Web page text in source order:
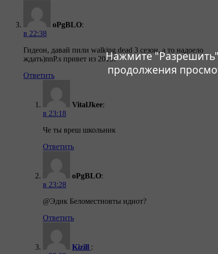
Нажмите
продолжения
oPgBLO:
в 22:38
Гидеон, давай пили walking dead 3 сезон, а то надоело
ждать)nnP.s привет из 2015!
Ответить
VitalJkee:
в 23:18
Че ты вреш школьник
Ответить
oPgBLO:
в 23:28
@Эдик Беломестновты идиот?
Ответить
Kizill :